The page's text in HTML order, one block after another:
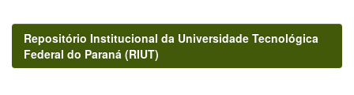
Repositório Institucional da Universidade Tecnológica
Federal do Paraná (RIUT)